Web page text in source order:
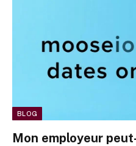
BLOG
Mon employeur